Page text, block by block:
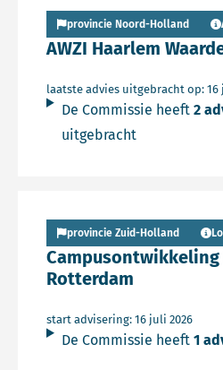
AWZI Haarlem
provincie Noord-Holland
laatste advies uitgebracht op: 16
De Commissie heeft 2
uitgebracht
Campusontwikkeling
Rotterdam
provincie Zuid-Holland
start advisering: 16 juli 2026
De Commissie heeft 1